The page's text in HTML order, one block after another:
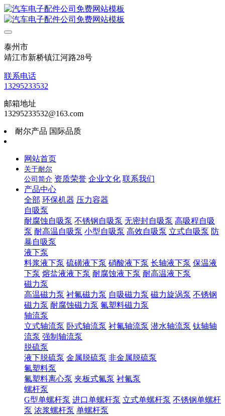
泰州市
靖江市新桥镇江河路28号
联系电话
13295233532
邮箱地址
13295233532@163.com
耐尔产品 国际品质
网站首页
关于耐尔
公司简介 资质荣誉 企业文化 联系我们
产品中心
全部 环保机器 压力容器
自吸泵
耐腐蚀自吸泵 不锈钢自吸泵 无密封自吸泵 高吸程自吸
泵 耐高温自吸泵 小型自吸泵 高效自吸泵 立式自吸泵 防
暴自吸泵
液下泵
料浆液下泵 硫磺液下泵 硝酸液下泵 长轴液下泵 保温液
下泵 熔盐液液下泵 耐腐蚀液下泵 耐高温液下泵
磁力泵
高温磁力泵 衬氟磁力泵 自吸磁力泵 磁力旋涡泵 不锈钢
磁力泵 耐腐蚀磁力泵 氟塑料磁力泵
轴流泵
立式轴流泵 卧式轴流泵 衬氟轴流泵 潜水轴流泵 钛轴轴
流泵 强制轴流泵
脱硫泵
液下脱硫泵 金属脱硫泵 非金属脱硫泵
氟塑料泵
氟塑料离心泵 夹板式氟泵 衬氟泵
螺杆泵
G型单螺杆泵 进口单螺杆泵 立式单螺杆泵 不锈钢单螺杆
泵 浓浆螺杆泵 单螺杆泵